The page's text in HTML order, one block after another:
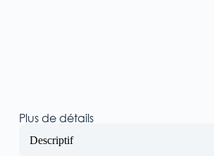
Plus de détails
Descriptif